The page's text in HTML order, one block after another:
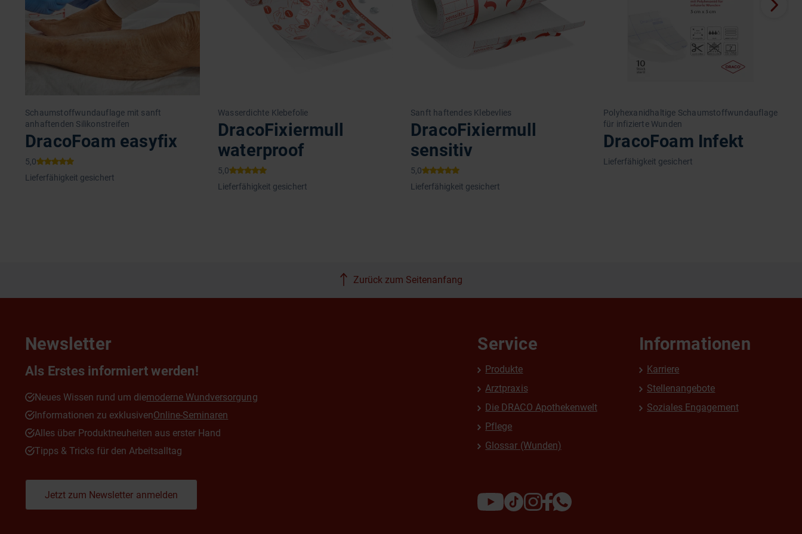
Schaumstoffwundauflage mit sanft
anhaftenden Silikonstreifen
DracoFoam easyfix
Lieferfähigkeit gesichert
Wasserdichte Klebefolie
DracoFixiermull
waterproof
Lieferfähigkeit gesichert
Sanft haftendes Klebevlies
DracoFixiermull
sensitiv
Lieferfähigkeit gesichert
Polyhexanidhaltige Schaumstoffwundauflage
für infizierte Wunden
DracoFoam Infekt
Lieferfähigkeit gesichert
Zurück zum Seitenanfang
Newsletter
Als Erstes informiert werden!
Neues Wissen rund um diemoderne Wundversorgung
Informationen zu exklusivenOnline-Seminaren
Alles über Produktneuheiten aus erster Hand
Tipps & Tricks für den Arbeitsalltag
Jetzt zum Newsletter anmelden
Service
Produkte
Arztpraxis
Die DRACO Apothekenwelt
Pflege
Glossar (Wunden)
Informationen
Karriere
Stellenangebote
Soziales Engagement